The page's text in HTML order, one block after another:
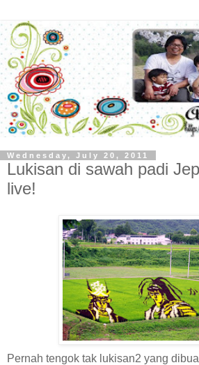
Wednesday, July 20, 2011
Lukisan di sawah padi
live!
Pernah tengok tak lukisan2 yang